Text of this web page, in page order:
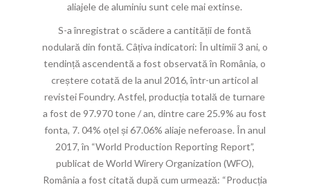
aliajele de aluminiu sunt cele mai extinse.
S-a înregistrat o scădere a cantității de fontă
nodulară din fontă. Câțiva indicatori: În ultimii 3 ani, o
tendință ascendentă a fost observată în România, o
creștere cotată de la anul 2016, într-un articol al
revistei Foundry. Astfel, producția totală de turnare
a fost de 97.970 tone / an, dintre care 25.9% au fost
fonta, 7. 04% oțel și 67.06% aliaje neferoase. În anul
2017, în “World Production Reporting Report”,
publicat de World Wirery Organization (WFO),
România a fost citată după cum urmează: “Producția